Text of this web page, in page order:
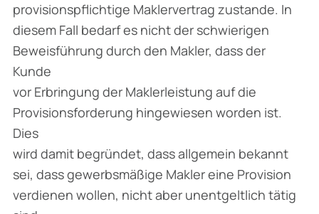
provisionspflichtige Maklervertrag zustande. In
diesem Fall bedarf es nicht der schwierigen
Beweisführung durch den Makler, dass der
Kunde
vor Erbringung der Maklerleistung auf die
Provisionsforderung hingewiesen worden ist.
Dies
wird damit begründet, dass allgemein bekannt
sei, dass gewerbsmäßige Makler eine Provision
verdienen wollen, nicht aber unentgeltlich tätig